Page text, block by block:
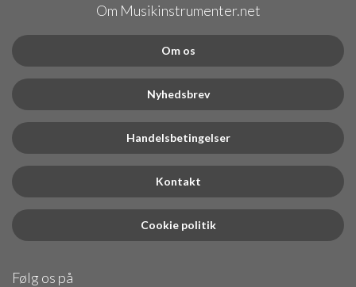
Om Musikinstrumenter.net
Om os
Nyhedsbrev
Handelsbetingelser
Kontakt
Cookie politik
Følg os på